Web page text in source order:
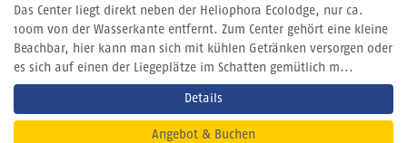
Das Center liegt direkt neben der Heliophora Ecolodge, nur ca.
100m von der Wasserkante entfernt. Zum Center gehört eine kleine
Beachbar, hier kann man sich mit kühlen Getränken versorgen oder
es sich auf einen der Liegeplätze im Schatten gemütlich m...
Details
Angebot & Buchen